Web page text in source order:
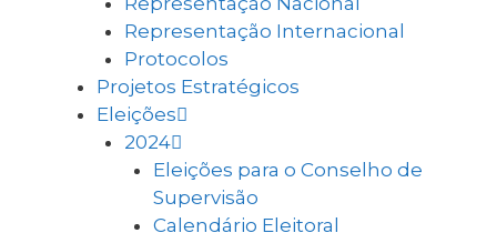
Representação Internacional
Protocolos
Projetos Estratégicos
Eleições
2024
Eleições para o Conselho de
Supervisão
Calendário Eleitoral